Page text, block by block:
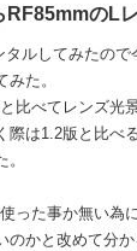
RF85mmのL
タルしてみたの
た。
比べてレンズ光
際は1.2版と比べ
った事か無い為
のかと改めて分か